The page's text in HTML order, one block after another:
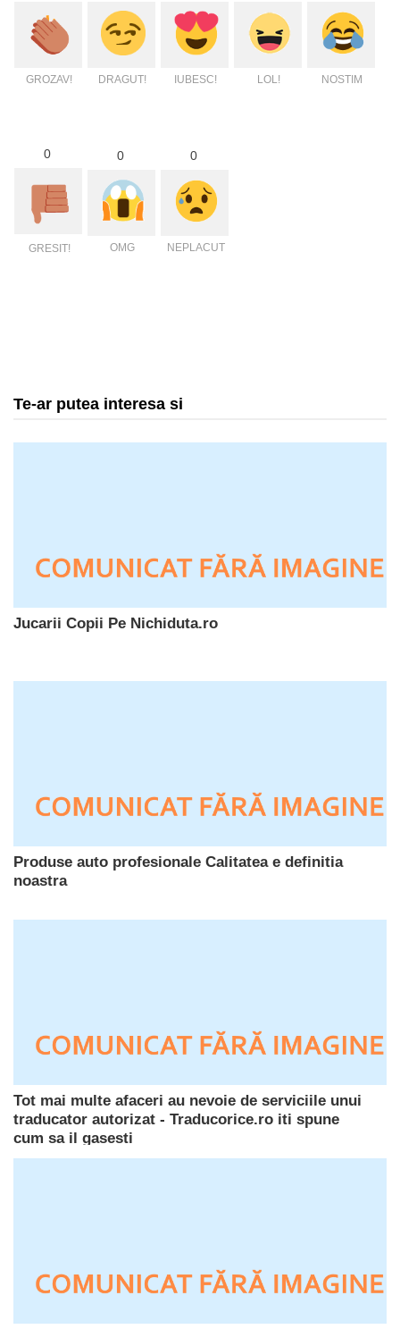
GROZAV! DRAGUT! IUBESC! LOL! NOSTIM
0
GRESIT!
0
OMG
0
NEPLACUT
Te-ar putea interesa si
Jucarii Copii Pe Nichiduta.ro
Produse auto profesionale Calitatea e definitia
noastra
Tot mai multe afaceri au nevoie de serviciile unui
traducator autorizat - Traducorice.ro iti spune
cum sa il gasesti